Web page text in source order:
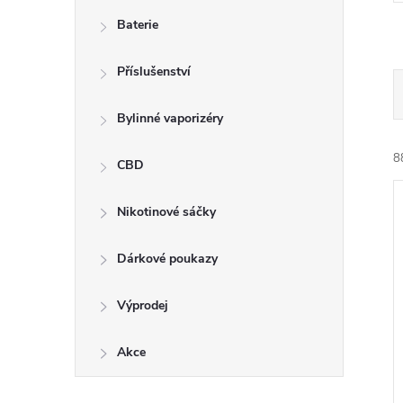
Baterie
Příslušenství
Bylinné vaporizéry
CBD
Nikotinové sáčky
Dárkové poukazy
Výprodej
Akce